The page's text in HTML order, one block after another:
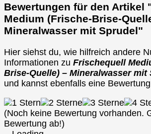
Bewertungen für den Artikel
Medium (Frische-Brise-
Mineralwasser mit Sprudel"
Hier siehst du, wie hilfreich andere
Informationen zu Frischequell
Brise-Quelle) – Mineralwasser mit
und kannst ebenfalls eine
(Noch keine Bewertung vorhanden.
Bewertung ab!)